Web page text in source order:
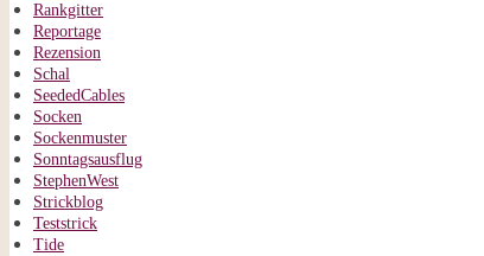
Rankgitter
Reportage
Rezension
Schal
SeededCables
Socken
Sockenmuster
Sonntagsausflug
StephenWest
Strickblog
Teststrick
Tide